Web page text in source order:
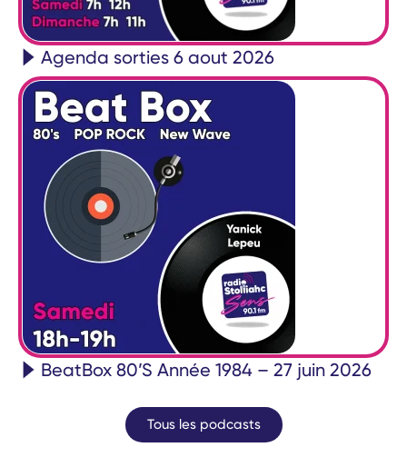
Agenda sorties 6 aout 2026
BeatBox 80’S Année 1984 – 27 juin 2026
Tous les podcasts